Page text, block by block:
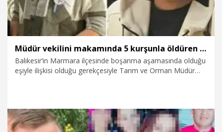
Müdür vekilini makamında 5 kurşunla öldüren sanık için ağırlaştırılmış müebbet talebi
Balıkesir’in Marmara ilçesinde boşanma aşamasında olduğu
eşiyle ilişkisi olduğu gerekçesiyle Tarım ve Orman Müdür
müebbet hapisle cezalandırılmasını istedi.